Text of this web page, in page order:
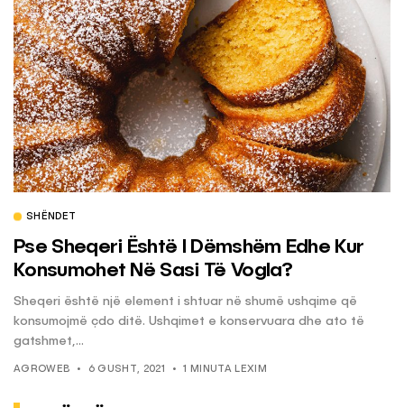
SHËNDET
Pse Sheqeri Është I Dëmshëm Edhe Kur
Konsumohet Në Sasi Të Vogla?
Sheqeri është një element i shtuar në shumë ushqime që
konsumojmë çdo ditë. Ushqimet e konservuara dhe ato të
gatshmet,...
AGROWEB 6 GUSHT, 2021 1 MINUTA LEXIM